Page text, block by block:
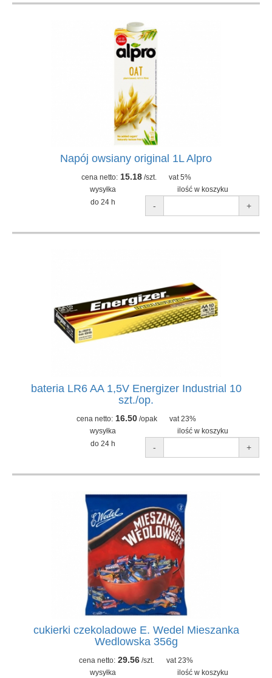
Napój owsiany original 1L Alpro
cena netto: 15.18/szt.
vat 5%
wysyłka
ilość w koszyku
do 24 h
- +
bateria LR6 AA 1,5V Energizer Industrial 10
szt./op.
cena netto: 16.50/opak
vat 23%
wysyłka
ilość w koszyku
do 24 h
- +
cukierki czekoladowe E. Wedel Mieszanka
Wedlowska 356g
cena netto: 29.56 /szt.
vat 23%
wysyłka
ilość w koszyku